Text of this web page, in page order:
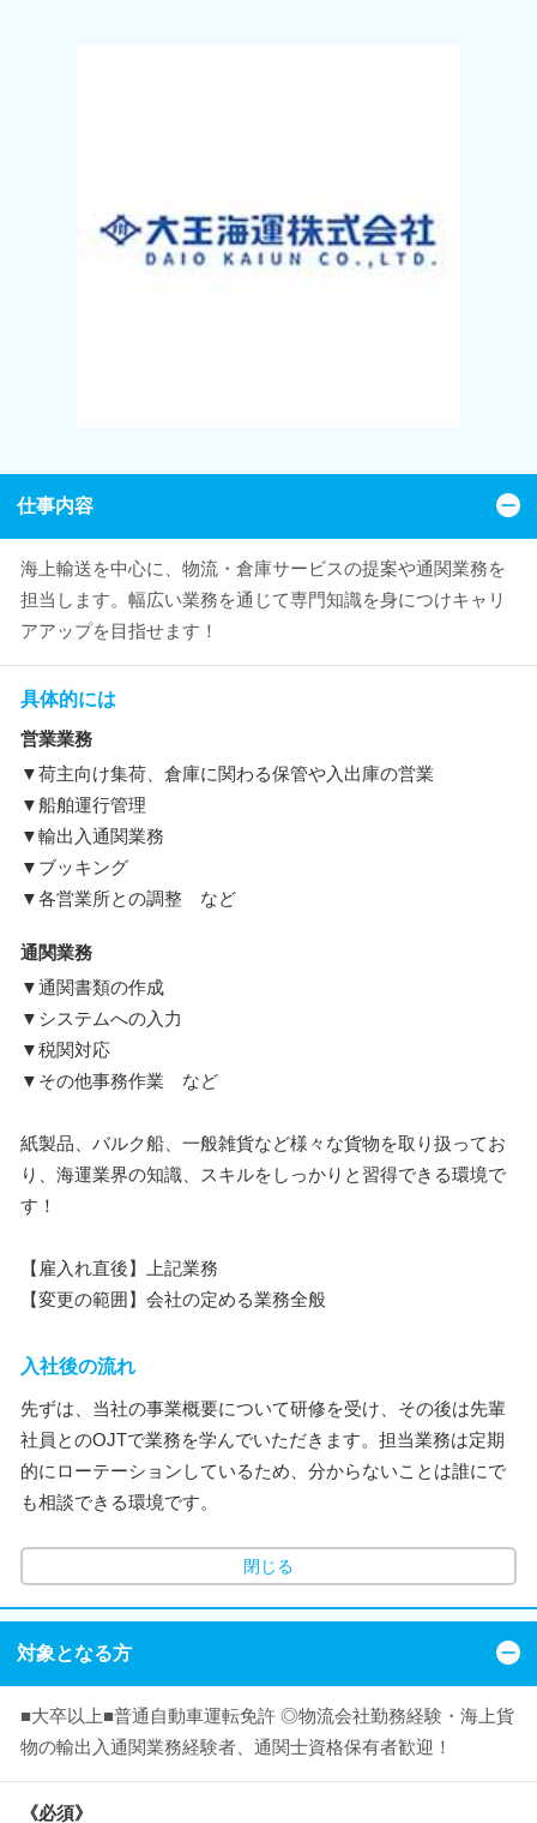
仕事内容
海上輸送を中心に、物流・倉庫サービスの提案や通関業務を
担当します。幅広い業務を通じて専門知識を身につけキャリ
アアップを目指せます！
具体的には
営業業務
▼荷主向け集荷、倉庫に関わる保管や入出庫の営業
▼船舶運行管理
▼輸出入通関業務
▼ブッキング
▼各営業所との調整 など
通関業務
▼通関書類の作成
▼システムへの入力
▼税関対応
▼その他事務作業 など
紙製品、バルク船、一般雑貨など様々な貨物を取り扱ってお
り、海運業界の知識、スキルをしっかりと習得できる環境で
す！
【雇入れ直後】上記業務
【変更の範囲】会社の定める業務全般
入社後の流れ
先ずは、当社の事業概要について研修を受け、その後は先輩
社員とのOJTで業務を学んでいただきます。担当業務は定期
的にローテーションしているため、分からないことは誰にで
も相談できる環境です。
閉じる
対象となる方
■大卒以上■普通自動車運転免許 ◎物流会社勤務経験・海上貨
物の輸出入通関業務経験者、通関士資格保有者歓迎！
《必須》